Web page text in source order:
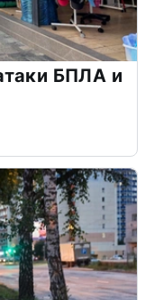
БПЛА и